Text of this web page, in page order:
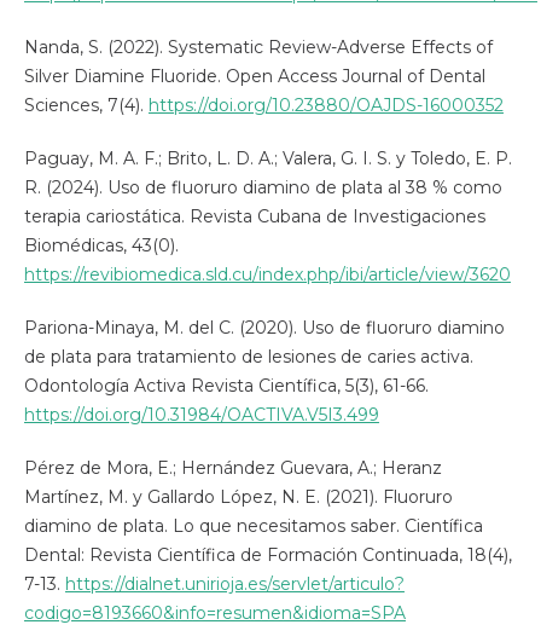
Nanda, S. (2022). Systematic Review-Adverse Effects of
Silver Diamine Fluoride. Open Access Journal of Dental
Sciences, 7(4). https://doi.org/10.23880/OAJDS-16000352
Paguay, M. A. F.; Brito, L. D. A.; Valera, G. I. S. y Toledo, E. P.
R. (2024). Uso de fluoruro diamino de plata al 38 % como
terapia cariostática. Revista Cubana de Investigaciones
Biomédicas, 43(0).
https://revibiomedica.sld.cu/index.php/ibi/article/view/3620
Pariona-Minaya, M. del C. (2020). Uso de fluoruro diamino
de plata para tratamiento de lesiones de caries activa.
Odontología Activa Revista Científica, 5(3), 61-66.
https://doi.org/10.31984/OACTIVA.V5I3.499
Pérez de Mora, E.; Hernández Guevara, A.; Heranz
Martínez, M. y Gallardo López, N. E. (2021). Fluoruro
diamino de plata. Lo que necesitamos saber. Científica
Dental: Revista Científica de Formación Continuada, 18(4),
7-13. https://dialnet.unirioja.es/servlet/articulo?
codigo=8193660&info=resumen&idioma=SPA